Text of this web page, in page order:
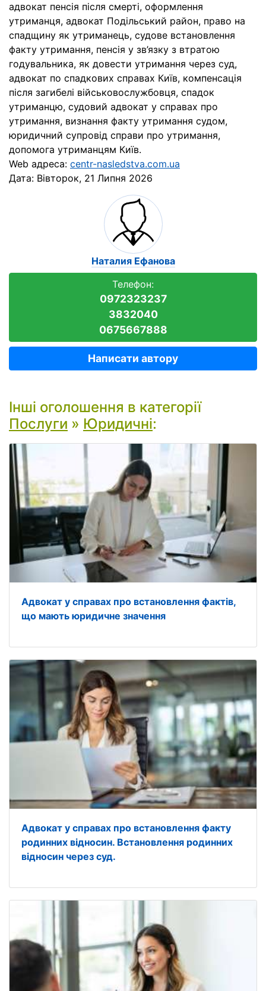
адвокат пенсія після смерті, оформлення
утриманця, адвокат Подільський район, право на
спадщину як утриманець, судове встановлення
факту утримання, пенсія у зв’язку з втратою
годувальника, як довести утримання через суд,
адвокат по спадкових справах Київ, компенсація
після загибелі військовослужбовця, спадок
утриманцю, судовий адвокат у справах про
утримання, визнання факту утримання судом,
юридичний супровід справи про утримання,
допомога утриманцям Київ.
Web адреса: centr-nasledstva.com.ua
Дата: Вівторок, 21 Липня 2026
Наталия Ефанова
Телефон:
0972323237
3832040
0675667888
Написати автору
Інші оголошення в категорії
Послуги » Юридичні:
Адвокат у справах про встановлення фактів,
що мають юридичне значення
Адвокат у справах про встановлення факту
родинних відносин. Встановлення родинних
відносин через суд.